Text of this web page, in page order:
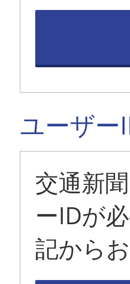
ユーザー
交通新
ーIDが
記から